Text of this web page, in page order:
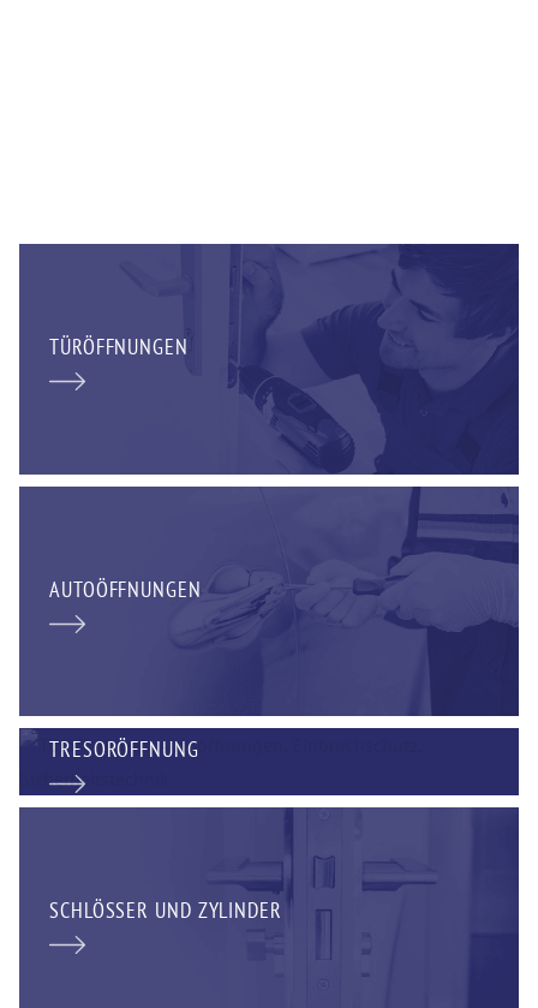
TÜRÖFFNUNGEN
AUTOÖFFNUNGEN
TRESORÖFFNUNG
SCHLÖSSER UND ZYLINDER